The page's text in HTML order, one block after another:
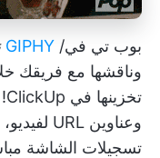
بوب تي في/ GIPHY
وناقشها مع فريقك
تخزينها في ClickUp!
وعناوين URL لفيديو، وملفات Google Drive، و
تسجيلات الشاشة